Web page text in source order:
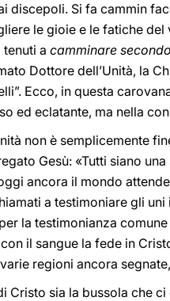
discepoli. Si fa cammin
le gioie e le fatiche
tenuti a camminare
Dottore dell’Unità, la
Ecco, in questa
ed eclatante, ma nella
non è semplicemente
Gesù: «Tutti siano
ancora il mondo
a testimoniare gli
la testimonianza
il sangue la fede in
regioni ancora
Cristo sia la bussola che